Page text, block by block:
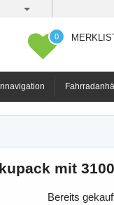
0
mit
Bereits